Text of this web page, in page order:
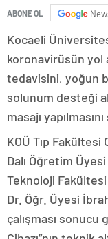
ABONE OL
Kocaeli
koronavirüsün yol
tedavisini, yoğun
solunum desteği
masajı
KOÜ Tıp
Dalı Öğretim
Teknoloji
Dr. Öğr. Üyesi
çalışması sonucu